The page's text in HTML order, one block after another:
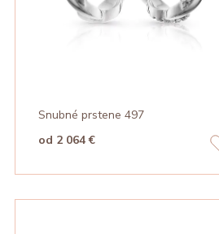
Snubné prstene 497
od 2 064 €